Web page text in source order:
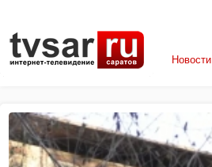
Новости